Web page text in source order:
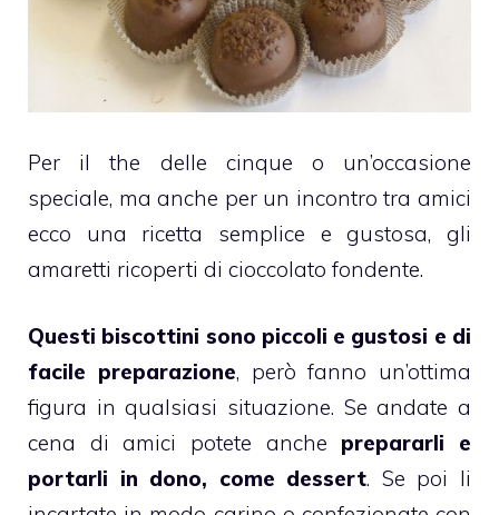
Per il the delle cinque o un’occasione
speciale, ma anche per un incontro tra amici
ecco una ricetta semplice e gustosa, gli
amaretti ricoperti di cioccolato fondente.
Questi biscottini sono piccoli e gustosi e di
facile preparazione, però fanno un’ottima
figura in qualsiasi situazione. Se andate a
cena di amici potete anche prepararli e
portarli in dono, come dessert. Se poi li